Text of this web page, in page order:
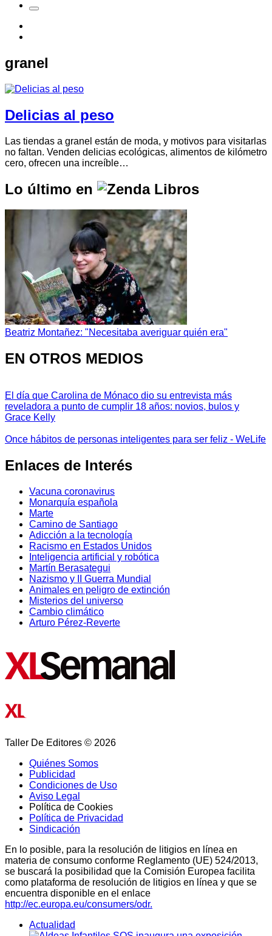
granel
Delicias al peso
Las tiendas a granel están de moda, y motivos para visitarlas
no faltan. Venden delicias ecológicas, alimentos de kilómetro
cero, ofrecen una increíble…
Lo último en
Beatriz Montañez: "Necesitaba averiguar quién era"
EN OTROS MEDIOS
El día que Carolina de Mónaco dio su entrevista más
reveladora a punto de cumplir 18 años: novios, bulos y
Grace Kelly
Once hábitos de personas inteligentes para ser feliz - WeLife
Enlaces de Interés
Vacuna coronavirus
Monarquía española
Marte
Camino de Santiago
Adicción a la tecnología
Racismo en Estados Unidos
Inteligencia artificial y robótica
Martín Berasategui
Nazismo y II Guerra Mundial
Animales en peligro de extinción
Misterios del universo
Cambio climático
Arturo Pérez-Reverte
Taller De Editores © 2026
Quiénes Somos
Publicidad
Condiciones de Uso
Aviso Legal
Política de Cookies
Política de Privacidad
Sindicación
En lo posible, para la resolución de litigios en línea en
materia de consumo conforme Reglamento (UE) 524/2013,
se buscará la posibilidad que la Comisión Europea facilita
como plataforma de resolución de litigios en línea y que se
encuentra disponible en el enlace
http://ec.europa.eu/consumers/odr.
Actualidad